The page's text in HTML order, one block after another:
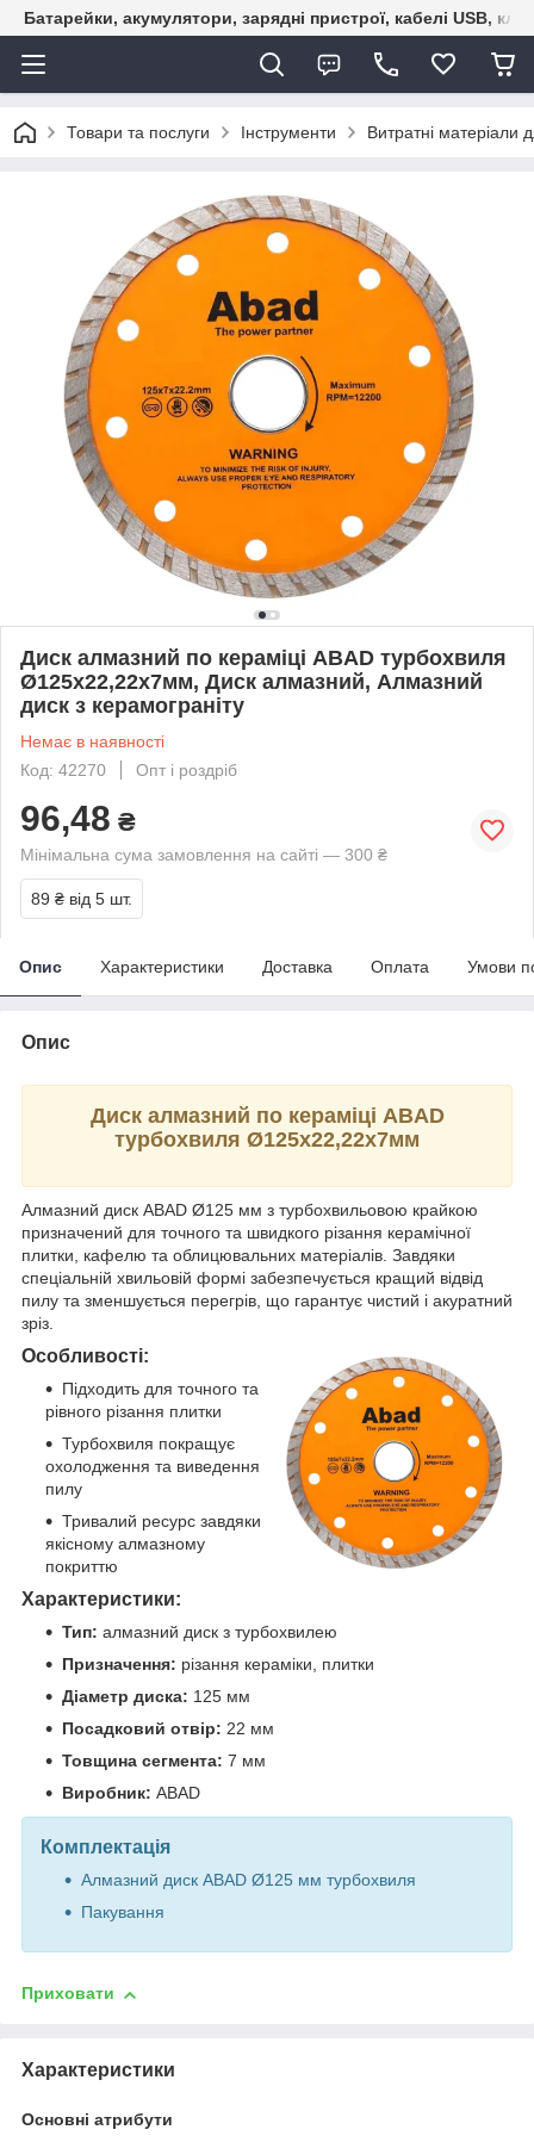
Батарейки, акумулятори, зарядні пристрої, кабелі USB,
Товари та послуги Інструменти Витратні матеріали
Диск алмазний по кераміці ABAD турбохвиля
Ø125х22,22х7мм, Диск алмазний, Алмазний
диск з керамограніту
Немає в наявності
Код: 42270
Опт і роздріб
96,48 ₴
Мінімальна сума замовлення на сайті — 300 ₴
89 ₴ від 5 шт.
Опис Характеристики Доставка Оплата Умови
Опис
Диск алмазний по кераміці ABAD
турбохвиля Ø125х22,22х7мм
Алмазний диск ABAD Ø125 мм з турбохвильовою крайкою
призначений для точного та швидкого різання керамічної
плитки, кафелю та облицювальних матеріалів. Завдяки
спеціальній хвильовій формі забезпечується кращий відвід
пилу та зменшується перегрів, що гарантує чистий і акуратний
зріз.
Особливості:
Підходить для точного та
рівного різання плитки
Турбохвиля покращує
охолодження та виведення
пилу
Тривалий ресурс завдяки
якісному алмазному
покриттю
Характеристики:
Тип: алмазний диск з турбохвилею
Призначення: різання кераміки, плитки
Діаметр диска: 125 мм
Посадковий отвір: 22 мм
Товщина сегмента: 7 мм
Виробник: ABAD
Комплектація
Алмазний диск ABAD Ø125 мм турбохвиля
Пакування
Приховати
Характеристики
Основні атрибути